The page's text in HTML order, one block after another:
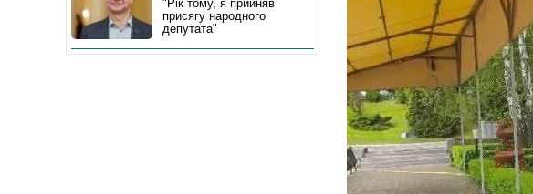
"Рік тому, я прийняв
присягу народного
депутата"